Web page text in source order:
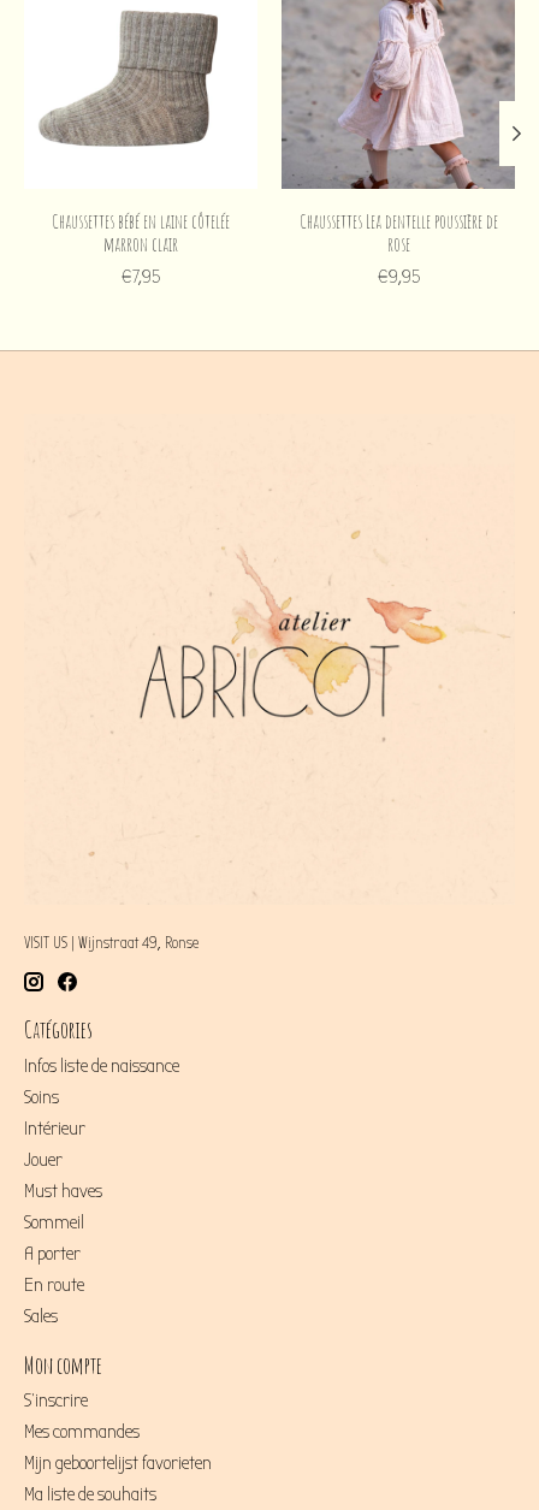
Chaussettes bébé en laine côtelée
marron clair
€7,95
Chaussettes Lea dentelle poussière de
rose
€9,95
VISIT US | Wijnstraat 49, Ronse
Catégories
Infos liste de naissance
Soins
Intérieur
Jouer
Must haves
Sommeil
A porter
En route
Sales
Mon compte
S'inscrire
Mes commandes
Mijn geboortelijst favorieten
Ma liste de souhaits